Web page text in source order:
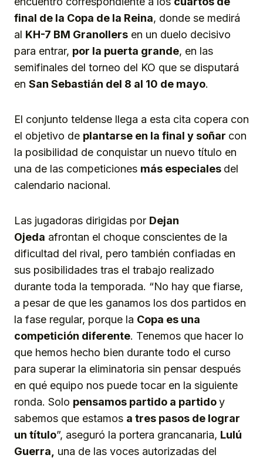
final de la Copa de la Reina, donde se medirá
al KH-7 BM Granollers en un duelo decisivo
para entrar, por la puerta grande, en las
semifinales del torneo del KO que se disputará
en San Sebastián del 8 al 10 de mayo.
El conjunto teldense llega a esta cita copera con
el objetivo de plantarse en la final y soñar con
la posibilidad de conquistar un nuevo título en
una de las competiciones más especiales del
calendario nacional.
Las jugadoras dirigidas por Dejan
Ojeda afrontan el choque conscientes de la
dificultad del rival, pero también confiadas en
sus posibilidades tras el trabajo realizado
durante toda la temporada. “No hay que fiarse,
a pesar de que les ganamos los dos partidos en
la fase regular, porque la Copa es una
competición diferente. Tenemos que hacer lo
que hemos hecho bien durante todo el curso
para superar la eliminatoria sin pensar después
en qué equipo nos puede tocar en la siguiente
ronda. Solo pensamos partido a partidoy
sabemos que estamos a tres pasos de lograr
un título”, aseguró la portera grancanaria, Lulú
Guerra,
una de las voces autorizadas del